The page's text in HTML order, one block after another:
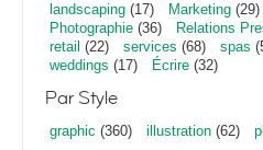
landscaping (17) Marketing (29)
Photographie (36) Relations
retail (22) services (68) spas
weddings (17) Écrire (32)
Par Style
graphic (360) illustration (62)